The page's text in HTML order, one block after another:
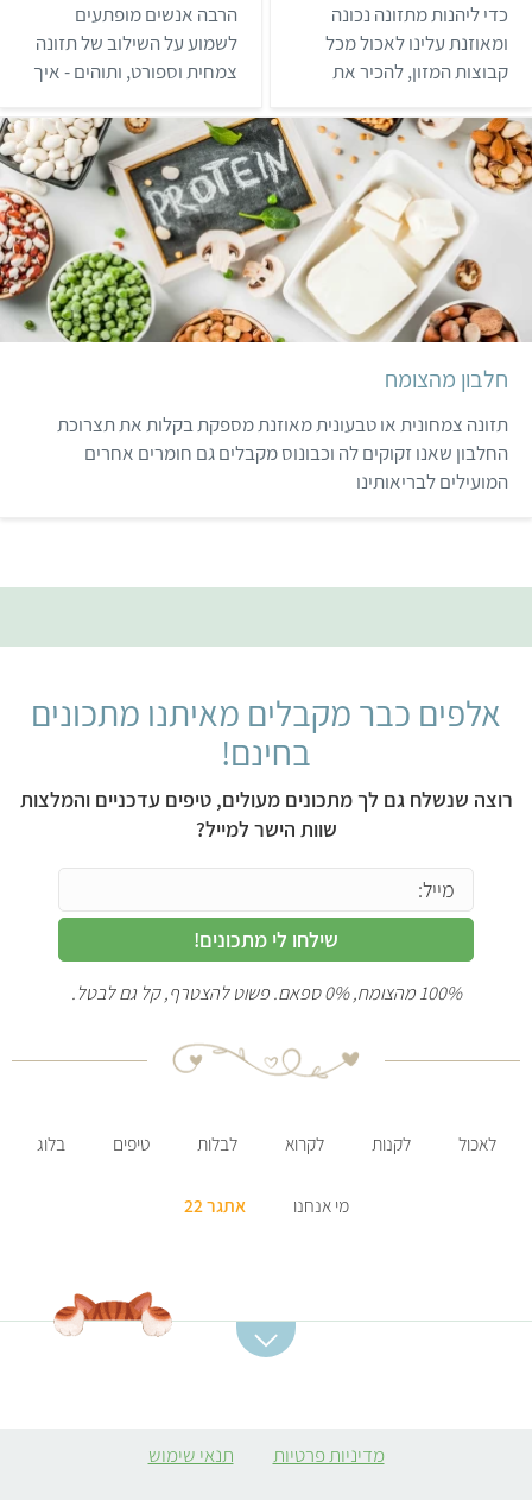
כדי ליהנות מתזונה נכונה
ומאוזנת עלינו לאכול מכל
קבוצות המזון, להכיר את
ולדעת מאילו מאכלים
להשיגם. יש לשאוף לכלול
בתפריט את כל רכיבי המזון
החיוניים לגופנו: חלבונים,
פחמימות, שומנים, ויטמינים
ומינרלים.
הרבה אנשים מופתעים
לשמוע על השילוב של תזונה
צמחית וספורט, ותוהים - איך
לאכול מהחי? מתברר
שאפשר, ואפילו רצוי! קבלו
המלצה לסרט שישנה את כל
מה שחשבתם על תזונת
ספורט ותזונה בכלל.
חלבון מהצומח
תזונה צמחונית או טבעונית מאוזנת מספקת בקלות את תצרוכת
החלבון שאנו זקוקים לה וכבונוס מקבלים גם חומרים אחרים
המועילים לבריאותינו
אלפים כבר מקבלים מאיתנו מתכונים
בחינם!
רוצה שנשלח גם לך מתכונים מעולים, טיפים עדכניים והמלצות
שוות הישר למייל?
שילחו לי מתכונים!
100% מהצומח, 0% ספאם. פשוט להצטרף, קל גם לבטל.
לאכול לקנות לקרוא לבלות טיפים בלוג
מי אנחנו אתגר 22
קובה סלק
מדיניות פרטיות תנאי שימוש